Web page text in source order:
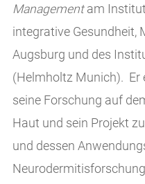
Managementam
integrative Gesundheit,
Augsburg und des
(Helmholtz Munich). Er
seine Forschung auf
Haut und sein Projekt
und dessen